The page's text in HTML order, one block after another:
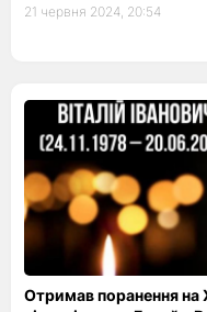
21 червня 2024, 20:54
Отримав поранення на